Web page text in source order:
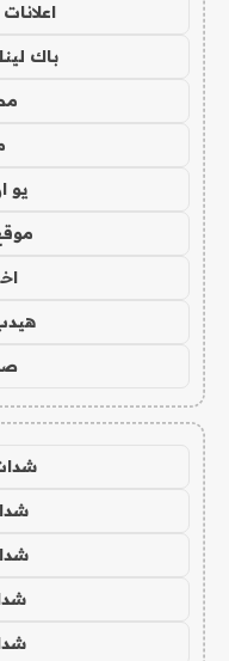
اعلانات
باك
يو